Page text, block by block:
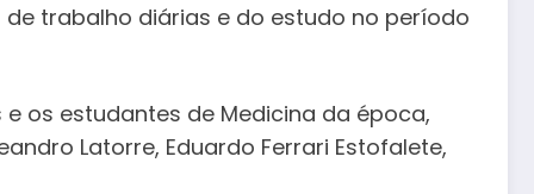
trabalho diárias e do estudo no período
os estudantes de Medicina da época,
Latorre, Eduardo Ferrari Estofalete,